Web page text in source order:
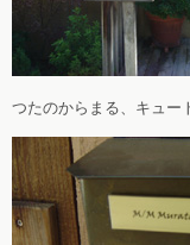
つたのからまる、キュ